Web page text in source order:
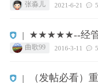
张淼儿 2021-6-21
| ★★★★★--经
曲歌99 2016-3-11
|
（发帖必看）